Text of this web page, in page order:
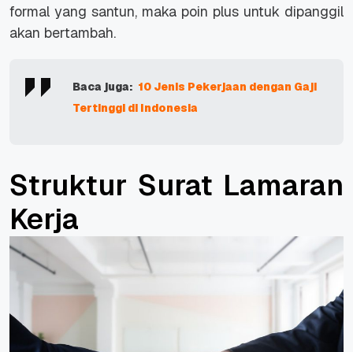
formal yang santun, maka poin plus untuk dipanggil
akan bertambah.
Baca juga: 10 Jenis Pekerjaan dengan Gaji
Tertinggi di Indonesia
Struktur Surat Lamaran
Kerja